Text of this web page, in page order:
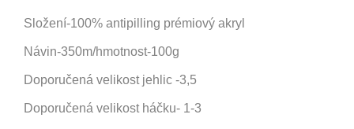
Složení-100% antipilling prémiový akryl
Návin-350m/hmotnost-100g
Doporučená velikost jehlic -3,5
Doporučená velikost háčku- 1-3